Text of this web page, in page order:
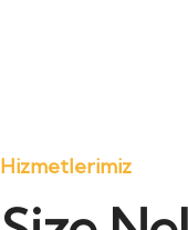
Hizmetlerimiz